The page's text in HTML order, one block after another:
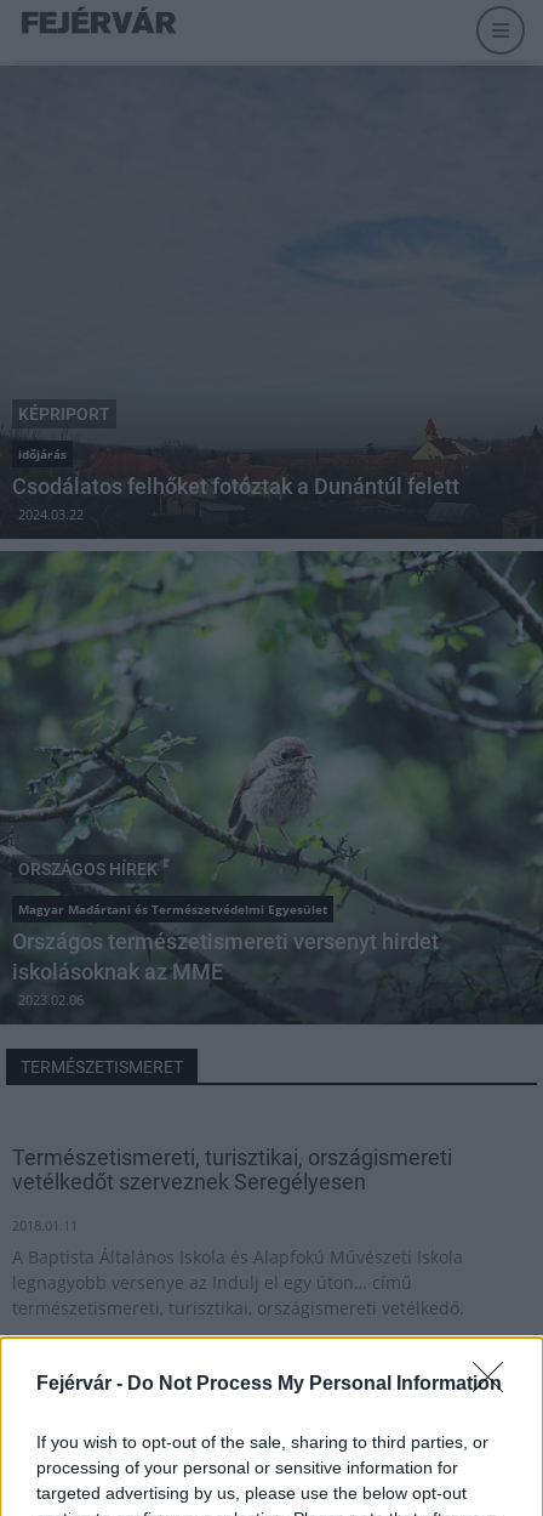
Fejérvár - Do Not Process My Personal Information
If you wish to opt-out of the sale, sharing to third parties, or
processing of your personal or sensitive information for
targeted advertising by us, please use the below opt-out
KÉPRIPORT
időjárás
Csodálatos felhőket fotóztak a Dunántúl felett
2024.03.22
ORSZÁGOS HÍREK
Magyar Madártani és Természetvédelmi Egyesület
Országos természetismereti versenyt hirdet
iskolásoknak az MME
2023.02.06
TERMÉSZETISMERET
Természetismereti, turisztikai, országismereti
vetélkedőt szerveznek Seregélyesen
2018.01.11
A Baptista Általános Iskola és Alapfokú Művészeti Iskola
legnagyobb versenye az Indulj el egy úton… című
természetismereti, turisztikai, országismereti vetélkedő.
Országos természetismereti versenyt hirdet a Pro
2016.01.17